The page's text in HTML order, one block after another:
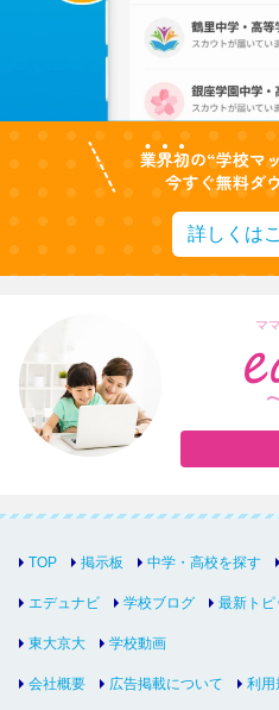
詳しくは
マ
TOP 掲示板 中学・高校を探す
エデュナビ 学校ブログ 最新トピ
東大京大 学校動画
会社概要 広告掲載について 利用